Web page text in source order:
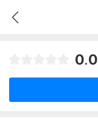
0.0